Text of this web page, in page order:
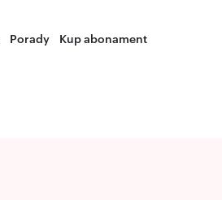
Porady Kup abonament